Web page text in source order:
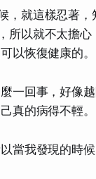
，就這樣忍著，
所以就不太擔心
以恢復健康的。
一回事，好像
真的病得不輕。
當我發現的時